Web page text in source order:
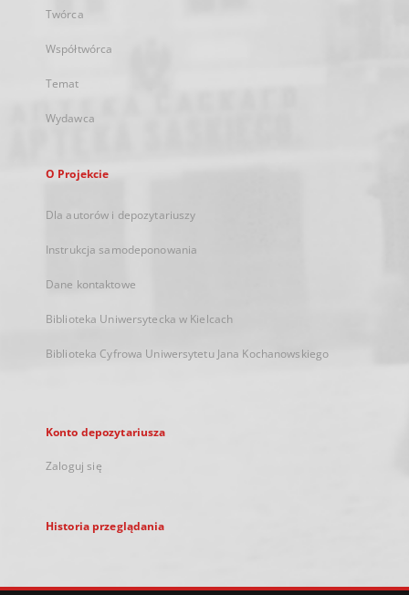
Twórca
Współtwórca
Temat
Wydawca
O Projekcie
Dla autorów i depozytariuszy
Instrukcja samodeponowania
Dane kontaktowe
Biblioteka Uniwersytecka w Kielcach
Biblioteka Cyfrowa Uniwersytetu Jana Kochanowskiego
Konto depozytariusza
Zaloguj się
Historia przeglądania